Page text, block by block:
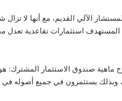
الآلي القديم، مع أنها لا
المستهدف استثمارات تقاعدية تعدل
ماهية صندوق الاستثمار
يستثمرون في جميع أصوله في